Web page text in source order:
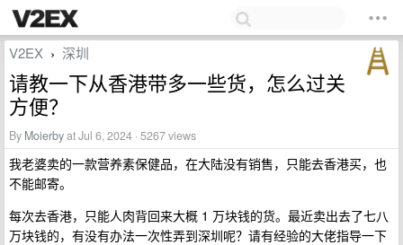
V2EX › 深圳
请教一下从香港带多一些货，怎么过关
方便？
By Moierbyat Jul 6, 2024 · 5267 views
我老婆卖的一款营养素保健品，在大陆没有销售，只能去香港买，也
不能邮寄。
每次去香港，只能人肉背回来大概 1 万块钱的货。最近卖出去了七八
万块钱的，有没有办法一次性弄到深圳呢？请有经验的大佬指导一下